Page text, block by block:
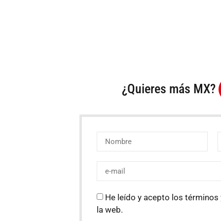
¿Quieres más MX?
He leído y acepto los
la web.